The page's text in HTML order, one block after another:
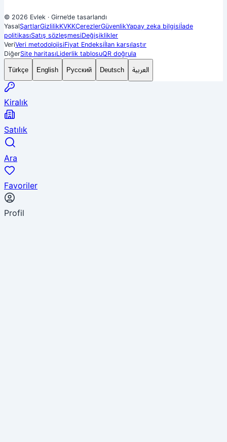
© 2026 Evlek · Girne’de tasarlandı
YasalŞartlarGizlilikKVKKÇerezlerGüvenlikYapay zeka bilgisiİade
politikasıSatış sözleşmesiDeğişiklikler
VeriVeri metodolojisiFiyat Endeksiİlan karşılaştır
DiğerSite haritasıLiderlik tablosuQR doğrula
Türkçe English Русский Deutsch العربية
Kiralık
Satılık
Ara
Favoriler
Profil